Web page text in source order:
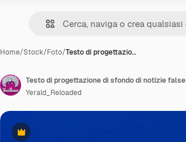
Home/Stock/Foto/Testo di progettazio…
Premium
Testo di progettazione di sfondo di notizie false
Yerald_Reloaded